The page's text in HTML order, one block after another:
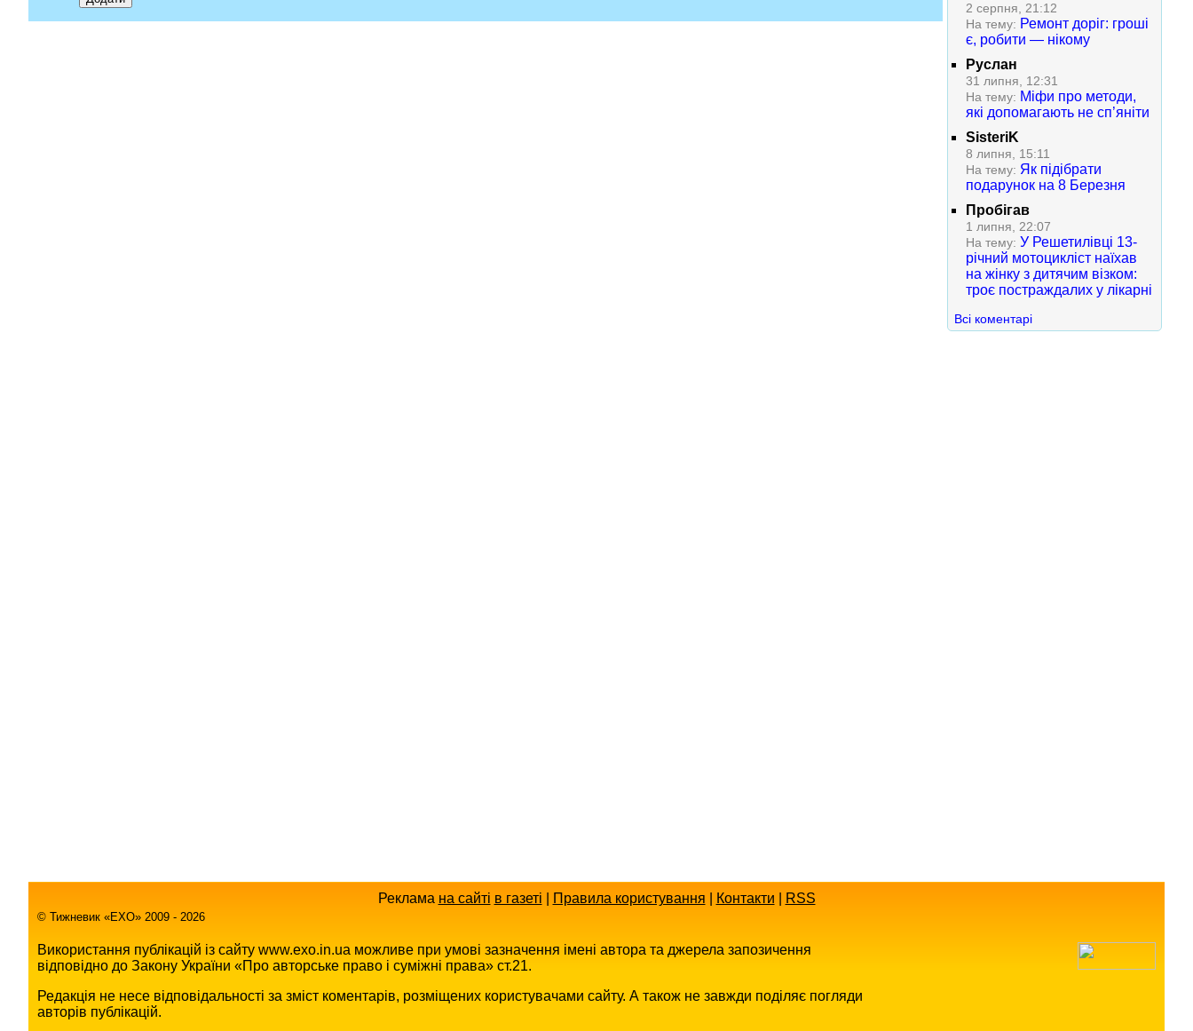
2 серпня, 21:12
На тему: Ремонт доріг: гроші
є, робити — нікому
Руслан
31 липня, 12:31
На тему: Міфи про методи,
які допомагають не сп’яніти
SisteriK
8 липня, 15:11
На тему: Як підібрати
подарунок на 8 Березня
Пробігав
1 липня, 22:07
На тему: У Решетилівці 13-
річний мотоцикліст наїхав
на жінку з дитячим візком:
троє постраждалих у лікарні
Всі коментарі
Реклама на сайті в газеті Правила користування Контакти RSS
© Тижневик «EХO» 2009 - 2026
Використання публікацій із сайту www.exo.in.ua можливе при умові зазначення імені автора та джерела запозичення
відповідно до Закону України «Про авторське право і суміжні права» ст.21.
Редакція не несе відповідальності за зміст коментарів, розміщених користувачами сайту. А також не завжди поділяє погляди
авторів публікацій.